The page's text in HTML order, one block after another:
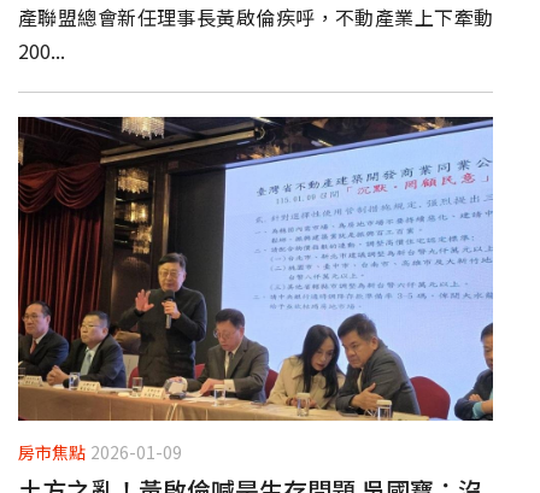
產聯盟總會新任理事長黃啟倫疾呼，不動產業上下牽動
200...
房市焦點 2026-01-09